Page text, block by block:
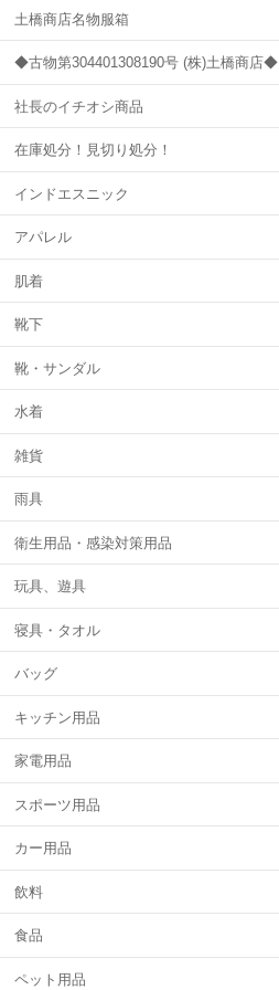
土橋商店名物服箱
◆古物第304401308190号 (株)土橋商店◆
社長のイチオシ商品
在庫処分！見切り処分！
インドエスニック
アパレル
肌着
靴下
靴・サンダル
水着
雑貨
雨具
衛生用品・感染対策用品
玩具、遊具
寝具・タオル
バッグ
キッチン用品
家電用品
スポーツ用品
カー用品
飲料
食品
ペット用品